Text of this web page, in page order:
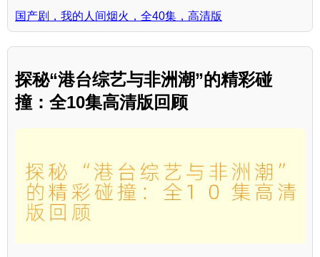
国产剧，我的人间烟火，全40集，高清版
探秘“港台综艺与非洲潮”的精彩碰
撞：全10集高清版回顾